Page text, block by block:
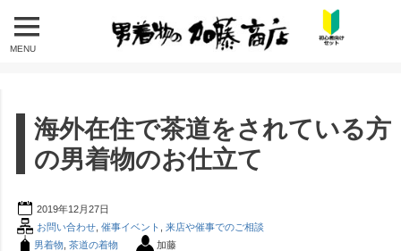
MENU
海外在住で茶道をされている方
の男着物のお仕立て
2019年12月27日
お問い合わせ, 催事イベント
来店や催事でのご相談
男着物, 茶道の着物 加藤